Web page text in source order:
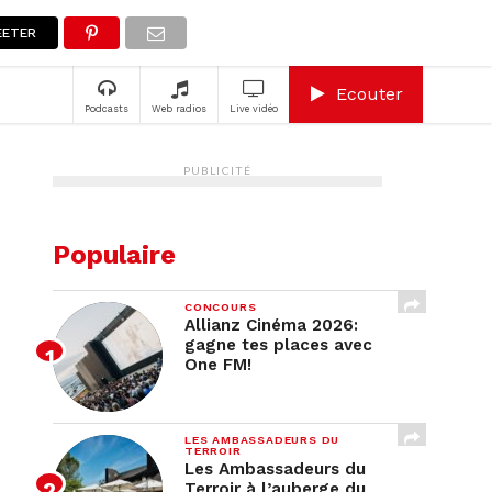
Podcasts Web radios Live vidéo
Ecouter
PUBLICITÉ
Populaire
CONCOURS
Allianz Cinéma 2026:
gagne tes places avec
One FM!
LES AMBASSADEURS DU
TERROIR
Les Ambassadeurs du